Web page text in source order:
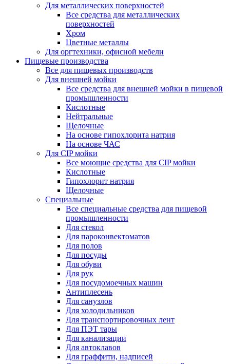
Для металлических поверхностей
Все средства для металлических
поверхностей
Хром
Цветные металлы
Для оргтехники, офисной мебели
Пищевые производства
Все для пищевых производств
Для внешней мойки
Все средства для внешней мойки в пищевой
промышленности
Кислотные
Нейтральные
Щелочные
На основе гипохлорита натрия
На основе ЧАС
Для CIP мойки
Все моющие средства для CIP мойки
Кислотные
Гипохлорит натрия
Щелочные
Специальные
Все специальные средства для пищевой
промышленности
Для стекол
Для пароконвектоматов
Для полов
Для посуды
Для обуви
Для рук
Для посудомоечных машин
Антиплесень
Для санузлов
Для холодильников
Для транспортировочных лент
Для ПЭТ тары
Для канализации
Для автоклавов
Для граффити, надписей